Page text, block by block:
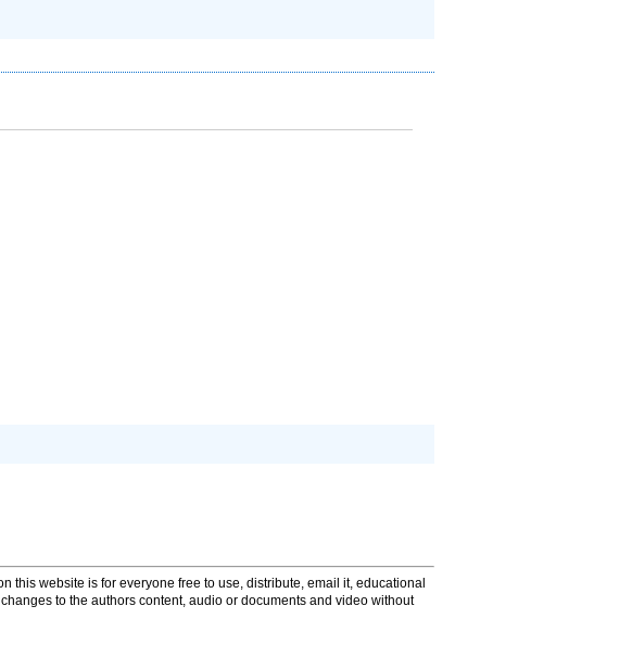
this website is for everyone free to use, distribute, email it, educational
to the authors content, audio or documents and video without